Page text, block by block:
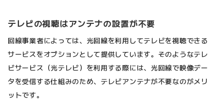
テレビの視聴はアンテナの設置が不要
回線事業者によっては、光回線を利用してテレビを視聴できる
サービスをオプションとして提供しています。そのようなテレ
ビサービス（光テレビ）を利用する際には、光回線で映像デー
タを受信する仕組みのため、テレビアンテナが不要なのがメリ
ットです。